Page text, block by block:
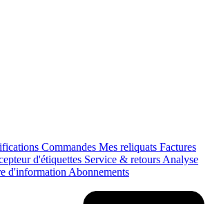
Commandes Mes reliquats Factures
d'étiquettes Service & retours Analyse
d'information Abonnements